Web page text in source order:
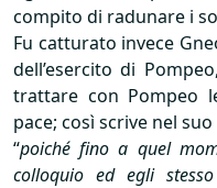
compito di radunare i
Fu catturato invece
dell’esercito di
trattare con Pompeo
pace; così scrive nel
“poiché fino a quel
colloquio ed egli